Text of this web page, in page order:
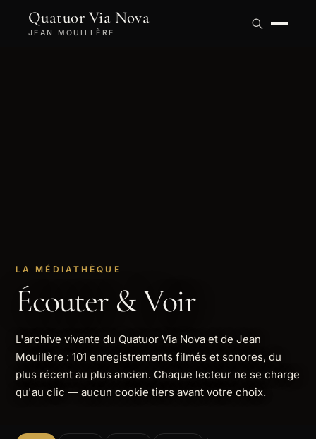
Quatuor Via Nova
JEAN MOUILLÈRE
LA MÉDIATHÈQUE
Écouter & Voir
L'archive vivante du Quatuor Via Nova et de Jean
Mouillère : 101 enregistrements filmés et sonores, du
plus récent au plus ancien. Chaque lecteur ne se charge
qu'au clic — aucun cookie tiers avant votre choix.